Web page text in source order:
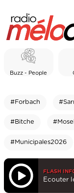
Buzz - People
#Forbach
#Bitche
#Municipales2026
FLASH
Ecouter